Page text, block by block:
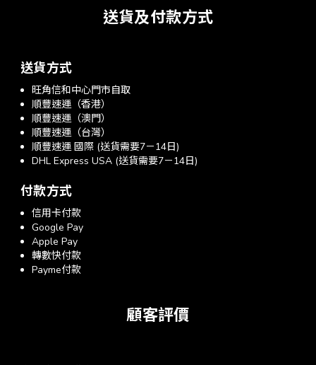
送貨及付款方式
送貨方式
旺角信和中心門市自取
順豐速運（香港）
順豐速運（澳門）
順豐速運（台灣）
順豐速運 國際 (送貨需要7－14日)
DHL Express USA (送貨需要7－14日)
付款方式
信用卡付款
Google Pay
Apple Pay
轉數快付款
Payme付款
顧客評價